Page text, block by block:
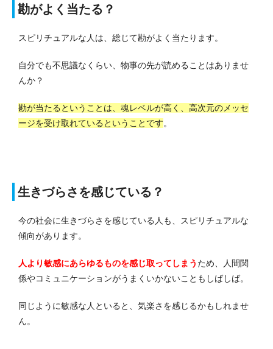
勘がよく当たる？
スピリチュアルな人は、総じて勘がよく当たります。
自分でも不思議なくらい、物事の先が読めることはありませ
んか？
勘が当たるということは、魂レベルが高く、高次元のメッセ
ージを受け取れているということです。
生きづらさを感じている？
今の社会に生きづらさを感じている人も、スピリチュアルな
傾向があります。
人より敏感にあらゆるものを感じ取ってしまう ため、人間関
係やコミュニケーションがうまくいかないこともしばしば。
同じように敏感な人といると、気楽さを感じるかもしれませ
ん。